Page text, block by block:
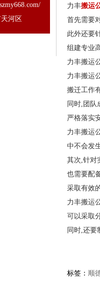
河区
力丰搬运
首先需要
此外还要
组建专业
力丰搬运
力丰搬运
搬迁工作
同时,团队
严格落实
力丰搬运
中不会发
其次,针对
也需要配
采取有效
力丰搬运
可以采取
同时,还要
标签： 顺